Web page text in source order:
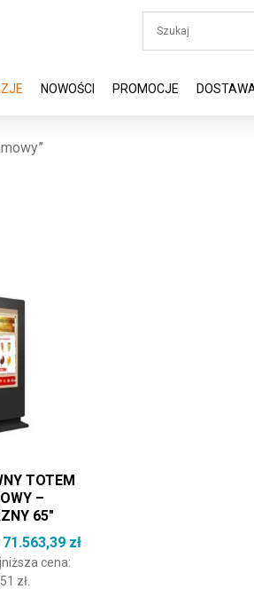
NOWOŚCI PROMOCJE
zł do 34.704,14 zł
stronie produktu
TOTEM
–
65″
71.563,39 złZakres cen: od 68.599,51
cena:
zł.